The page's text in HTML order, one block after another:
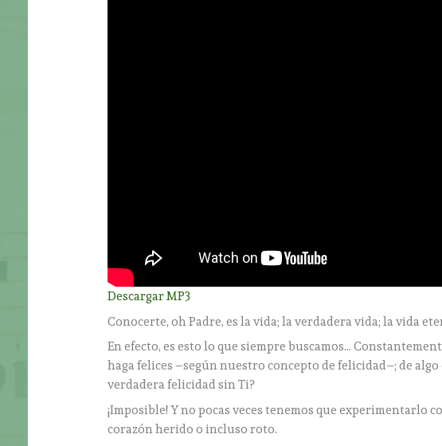
Descargar MP3
Conocerte, oh Padre, es la vida; la verdadera vida; la vida
En efecto, es esto lo que siempre buscamos…
haga felices –según nuestro concepto de felicidad–; de
verdadera felicidad sin Ti?
¡Imposible! Y no pocas veces tenemos que experimentarlo
corazón herido o incluso roto.